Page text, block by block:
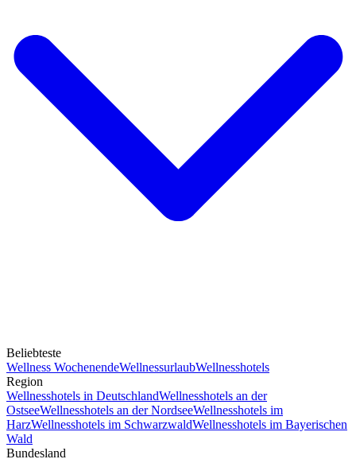
Beliebteste
Wellness WochenendeWellnessurlaubWellnesshotels
Region
Wellnesshotels in DeutschlandWellnesshotels an der
OstseeWellnesshotels an der NordseeWellnesshotels im
HarzWellnesshotels im SchwarzwaldWellnesshotels im Bayerischen
Wald
Bundesland